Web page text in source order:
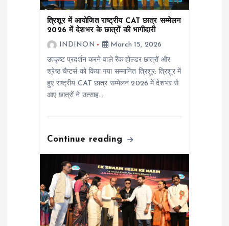
त्रिशूर में आयोजित राष्ट्रीय CAT छात्र सम्मेलन
2026 में देशभर के छात्रों की भागीदारी
INDINON
March 15, 2026
उत्कृष्ट प्रदर्शन करने वाले रैंक होल्डर छात्रों और
श्रेष्ठ चैप्टर्स को किया गया सम्मानित त्रिशूर: त्रिशूर में
हुए राष्ट्रीय CAT छात्र सम्मेलन 2026 में देशभर से
आए छात्रों ने उत्साह…
Continue reading